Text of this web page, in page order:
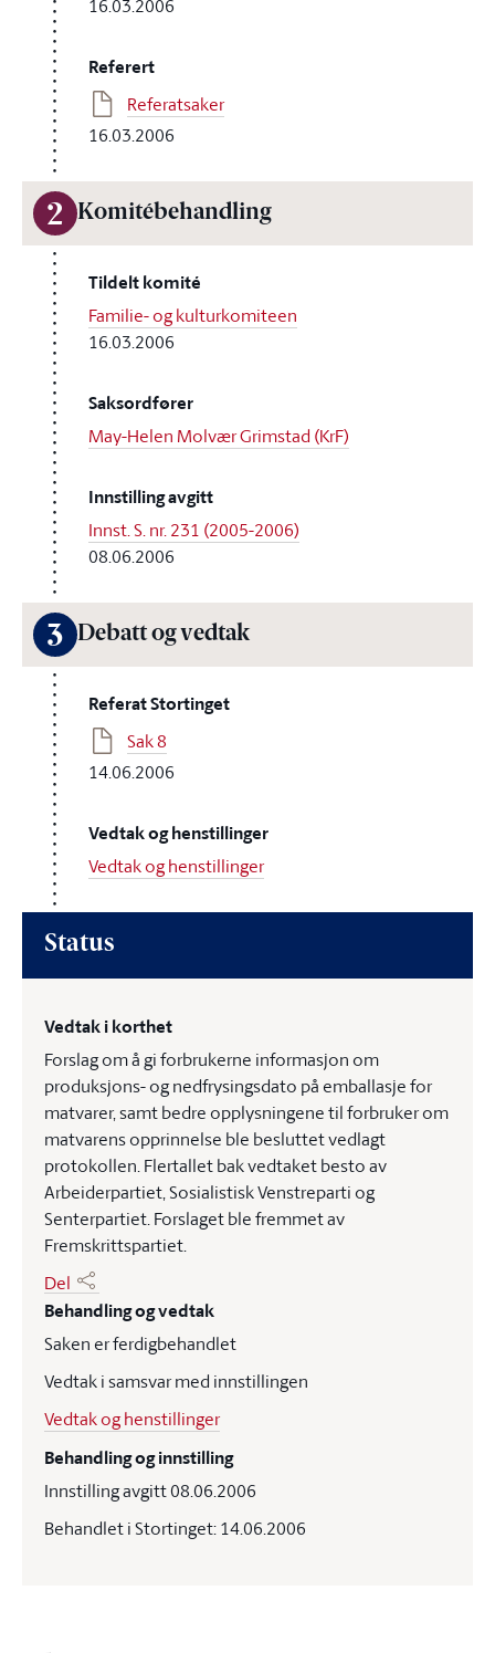
16.03.2006
Referert
Referatsaker
16.03.2006
2 Komitébehandling
Tildelt komité
Familie- og kulturkomiteen
16.03.2006
Saksordfører
May-Helen Molvær Grimstad (KrF)
Innstilling avgitt
Innst. S. nr. 231 (2005-2006)
08.06.2006
3 Debatt og vedtak
Referat Stortinget
Sak 8
14.06.2006
Vedtak og henstillinger
Vedtak og henstillinger
Status
Vedtak i korthet
Forslag om å gi forbrukerne informasjon om
produksjons- og nedfrysingsdato på emballasje for
matvarer, samt bedre opplysningene til forbruker om
matvarens opprinnelse ble besluttet vedlagt
protokollen. Flertallet bak vedtaket besto av
Arbeiderpartiet, Sosialistisk Venstreparti og
Senterpartiet. Forslaget ble fremmet av
Fremskrittspartiet.
Del
Behandling og vedtak
Saken er ferdigbehandlet
Vedtak i samsvar med innstillingen
Vedtak og henstillinger
Behandling og innstilling
Innstilling avgitt 08.06.2006
Behandlet i Stortinget: 14.06.2006